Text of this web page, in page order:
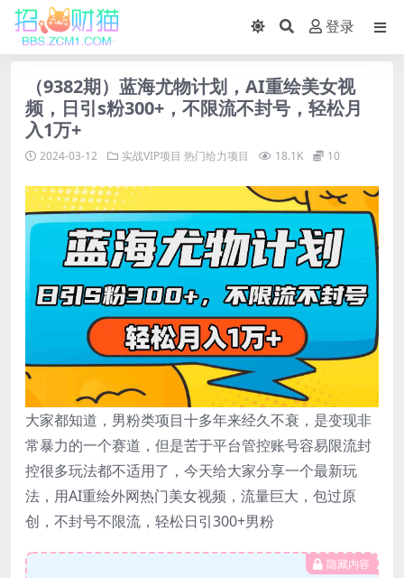
登录
（9382期）蓝海尤物计划，AI重绘美女视
频，日引s粉300+，不限流不封号，轻松月
入1万+
2024-03-12 实战VIP项目 热门给力项目 18.1K 10
大家都知道，男粉类项目十多年来经久不衰，是变现非
常暴力的一个赛道，但是苦于平台管控账号容易限流封
控很多玩法都不适用了，今天给大家分享一个最新玩
法，用AI重绘外网热门美女视频，流量巨大，包过原
创，不封号不限流，轻松日引300+男粉
隐藏内容